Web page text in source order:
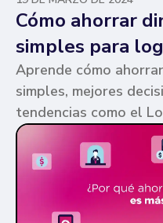
Cómo ahorrar
simples para
Aprende cómo
simples, mejores
tendencias como el
pueden ayudarte a